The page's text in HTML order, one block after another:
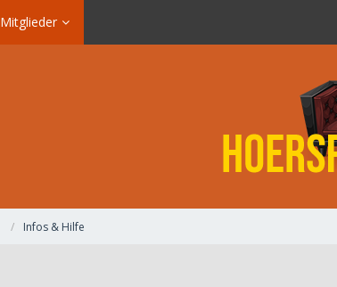
Mitglieder
Infos & Hilfe